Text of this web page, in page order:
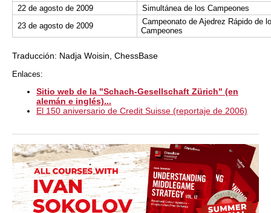
22 de agosto de 2009
Simultánea de los Campeones
23 de agosto de 2009
Campeonato de Ajedrez Rápido de
Campeones
Traducción: Nadja Woisin, ChessBase
Enlaces:
Sitio web de la "Schach-Gesellschaft Zürich" (en
alemán e inglés)...
El 150 aniversario de Credit Suisse (reportaje de 2006)